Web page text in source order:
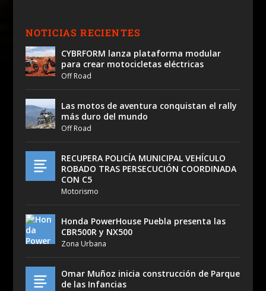
NOTICIAS RECIENTES
CYBRFORM lanza plataforma modular
para crear motocicletas eléctricas
Off Road
Las motos de aventura conquistan el rally
más duro del mundo
Off Road
RECUPERA POLICÍA MUNICIPAL VEHÍCULO
ROBADO TRAS PERSECUCIÓN COORDINADA
CON C5
Motorismo
Honda PowerHouse Puebla presenta las
CBR500R y NX500
Zona Urbana
Omar Muñoz inicia construcción de Parque
de las Infancias